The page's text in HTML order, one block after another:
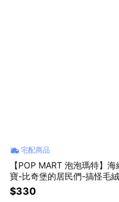
宅配商品
【POP MART 泡泡瑪特】海
寶-比奇堡的居民們-搞怪毛
二彈盲盒(1入)
$330